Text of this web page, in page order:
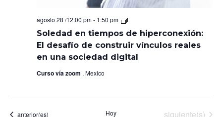
Soledad en tiempos de hiperconexión:
El desafío de construir vínculos reales
en una sociedad digital
agosto 28 /12:00 pm- 1:50 pm
Soledad
tiempos
de
hiperconexión:
El
reales
Curso vía zoom , Mexico
Eventos
anterior(es) Hoy Eventos
siguiente(s)